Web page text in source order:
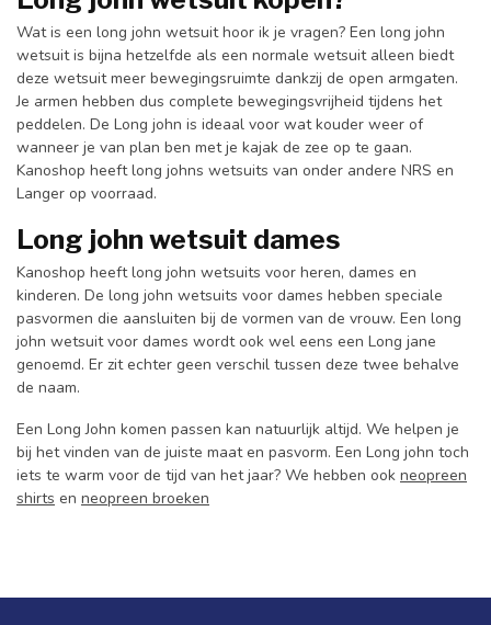
Wat is een long john wetsuit hoor ik je vragen? Een long john
wetsuit is bijna hetzelfde als een normale wetsuit alleen biedt
deze wetsuit meer bewegingsruimte dankzij de open armgaten.
Je armen hebben dus complete bewegingsvrijheid tijdens het
peddelen. De Long john is ideaal voor wat kouder weer of
wanneer je van plan ben met je kajak de zee op te gaan.
Kanoshop heeft long johns wetsuits van onder andere NRS en
Langer op voorraad.
Long john wetsuit dames
Kanoshop heeft long john wetsuits voor heren, dames en
kinderen. De long john wetsuits voor dames hebben speciale
pasvormen die aansluiten bij de vormen van de vrouw. Een long
john wetsuit voor dames wordt ook wel eens een Long jane
genoemd. Er zit echter geen verschil tussen deze twee behalve
de naam.
Een Long John komen passen kan natuurlijk altijd. We helpen je
bij het vinden van de juiste maat en pasvorm. Een Long john toch
iets te warm voor de tijd van het jaar? We hebben ook neopreen
shirts en neopreen broeken